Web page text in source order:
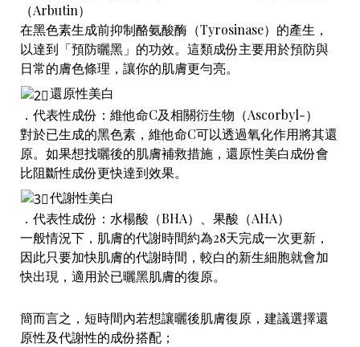
（Arbutin）
在黑色素生成前抑制酪氨酸酶（Tyrosinase）的產生，
以達到「預防曬黑」的功效。這類成份主要用於預防與
日常的膚色條理，讓你的肌膚更勻亮。
還原性美白
．代表性成份：維他命C及相關衍生物（Ascorbyl-）
對於已生成的黑色素，維他命C可以透過氧化作用將其還
原。如果想找曬後的肌膚補救措施，還原性美白成份會
比阻斷性成份更快達到效果。
代謝性美白
．代表性成份：水楊酸（BHA）、果酸（AHA）
一般情況下，肌膚的代謝時間約為28天完成一次更新，
因此只要加快肌膚的代謝時間，較白的新生細胞就會加
快出現，適用於已曬黑肌膚的復原。
簡而言之，短時間內若想讓曬後肌膚復原，建議選擇還
原性及代謝性的成份搭配；